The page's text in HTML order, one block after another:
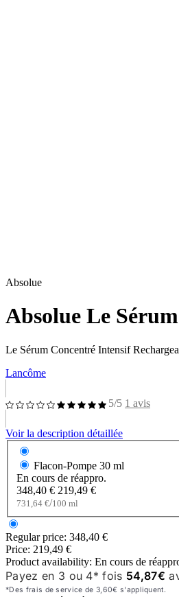
Absolue
Absolue Le
Le Sérum Concentré Intensif
Lancôme
5/5 1 avis
Voir la description détaillée
Flacon-Pompe 30 ml
En cours de réappro.
348,40 € 219,49 €
731,64 €/100 ml
Regular price: 348,40 €
Price: 219,49 €
Product availability: En cours de